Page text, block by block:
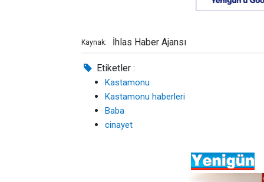
Kaynak: İhlas Haber Ajansı
Etiketler :
Kastamonu
Kastamonu haberleri
Baba
cinayet